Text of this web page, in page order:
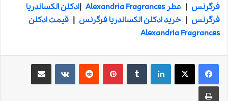
فرگرنس |عطر Alexandria Fragrances |ادکلن الکساندریا
فرگرنس | خرید ادکلن الکساندریا فرگرنس | قیمت ادکلن
Alexandria Fragrances
لینکدین ‫تامبلر ‫پین‌ترست‫رددیت ‫VKontakteاشتراک گذاری از طریق ایمیل
چاپ